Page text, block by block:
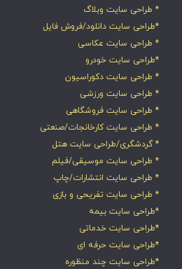
* طراحی سایت وبلاگ
*طراحی سایت دانلود/فروش فایل
* طراحی سایت عکاسی
*طراحی سایت خودرو
* طراحی سایت دکوراسیون
* طراحی سایت ورزشی
* طراحی سایت فروشگاهی
* طراحی سایت کارخانجات/صنعتی
* گردشگری/طراحی سایت هتل
* طراحی سایت موسیقی/فیلم
* طراحی سایت انتشارات/چاپ
* طراحی سایت تفریحی و بازی
*طراحی سایت بیمه
*طراحی سایت خدماتی
*طراحی سایت حرفه ای
*طراحی سایت چند منظوره